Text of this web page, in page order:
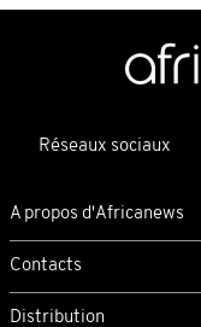
Réseaux sociaux
A propos d'Africanews
Contacts
Distribution